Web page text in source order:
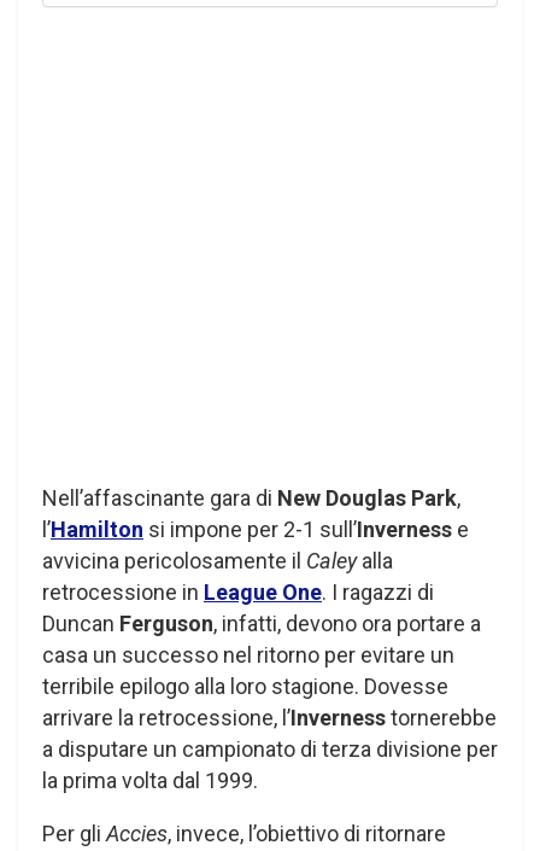
Nell’affascinante gara di New Douglas Park,
l’Hamilton si impone per 2-1 sull’Inverness e
avvicina pericolosamente il Caleyalla
retrocessione in League One. I ragazzi di
Duncan Ferguson, infatti, devono ora portare a
casa un successo nel ritorno per evitare un
terribile epilogo alla loro stagione. Dovesse
arrivare la retrocessione, l’Invernesstornerebbe
a disputare un campionato di terza divisione per
la prima volta dal 1999.
Per gliAccies, invece, l’obiettivo di ritornare